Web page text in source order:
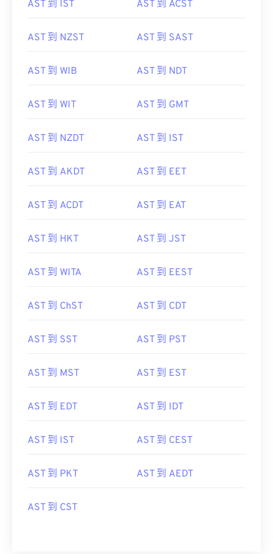
AST 到 IST AST 到 ACST
AST 到 NZST AST 到 SAST
AST 到 WIB AST 到 NDT
AST 到 WIT AST 到 GMT
AST 到 NZDT AST 到 IST
AST 到 AKDT AST 到 EET
AST 到 ACDT AST 到 EAT
AST 到 HKT AST 到 JST
AST 到 WITA AST 到 EEST
AST 到 ChST AST 到 CDT
AST 到 SST AST 到 PST
AST 到 MST AST 到 EST
AST 到 EDT AST 到 IDT
AST 到 IST AST 到 CEST
AST 到 PKT AST 到 AEDT
AST 到 CST